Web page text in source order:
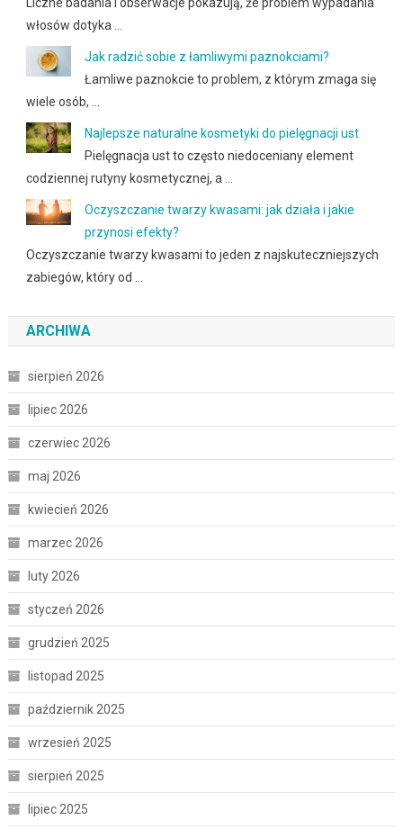
Liczne badania i obserwacje pokazują, że problem wypadania
włosów dotyka …
Jak radzić sobie z łamliwymi paznokciami?
Łamliwe paznokcie to problem, z którym zmaga się
wiele osób, …
Najlepsze naturalne kosmetyki do pielęgnacji ust
Pielęgnacja ust to często niedoceniany element
codziennej rutyny kosmetycznej, a …
Oczyszczanie twarzy kwasami: jak działa i jakie
przynosi efekty?
Oczyszczanie twarzy kwasami to jeden z najskuteczniejszych
zabiegów, który od …
ARCHIWA
sierpień 2026
lipiec 2026
czerwiec 2026
maj 2026
kwiecień 2026
marzec 2026
luty 2026
styczeń 2026
grudzień 2025
listopad 2025
październik 2025
wrzesień 2025
sierpień 2025
lipiec 2025